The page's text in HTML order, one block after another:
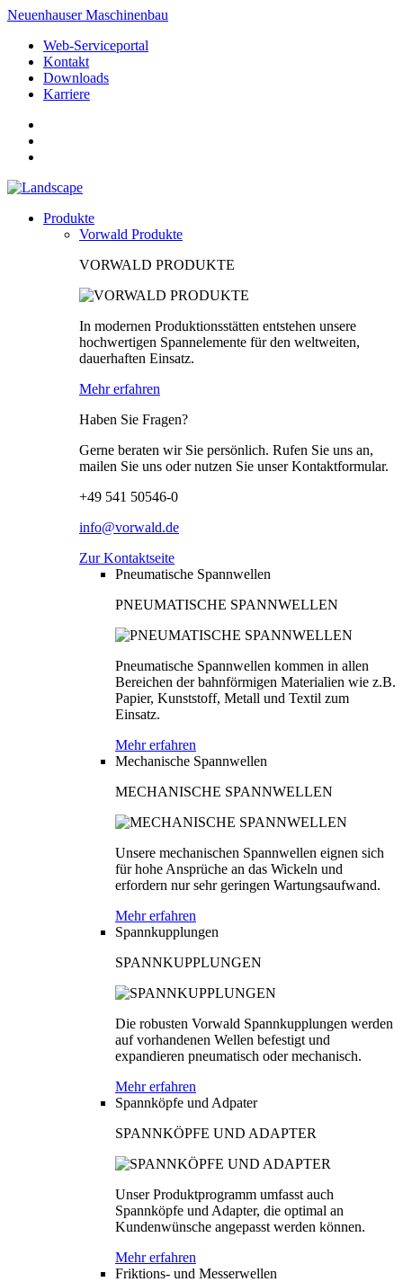
Neuenhauser Maschinenbau
Web-Serviceportal
Kontakt
Downloads
Karriere
Produkte
Vorwald Produkte
VORWALD PRODUKTE
In modernen Produktionsstätten entstehen unsere
hochwertigen Spannelemente für den weltweiten,
dauerhaften Einsatz.
Mehr erfahren
Haben Sie Fragen?
Gerne beraten wir Sie persönlich. Rufen Sie uns an,
mailen Sie uns oder nutzen Sie unser Kontaktformular.
+49 541 50546-0
info@vorwald.de
Zur Kontaktseite
Pneumatische Spannwellen
PNEUMATISCHE SPANNWELLEN
Pneumatische Spannwellen kommen in allen
Bereichen der bahnförmigen Materialien wie z.B.
Papier, Kunststoff, Metall und Textil zum
Einsatz.
Mehr erfahren
Mechanische Spannwellen
MECHANISCHE SPANNWELLEN
Unsere mechanischen Spannwellen eignen sich
für hohe Ansprüche an das Wickeln und
erfordern nur sehr geringen Wartungsaufwand.
Mehr erfahren
Spannkupplungen
SPANNKUPPLUNGEN
Die robusten Vorwald Spannkupplungen werden
auf vorhandenen Wellen befestigt und
expandieren pneumatisch oder mechanisch.
Mehr erfahren
Spannköpfe und Adpater
SPANNKÖPFE UND ADAPTER
Unser Produktprogramm umfasst auch
Spannköpfe und Adapter, die optimal an
Kundenwünsche angepasst werden können.
Mehr erfahren
Friktions- und Messerwellen